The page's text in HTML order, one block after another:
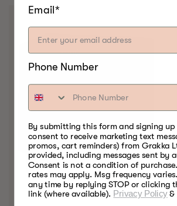
Email*
Phone Number
By submitting this form and signing
consent to receive marketing text
promos, cart reminders) from Grakka
provided, including messages sent by
Consent is not a condition of
rates may apply. Msg frequency
any time by replying STOP or clicking
link (where available). Privacy Policy&